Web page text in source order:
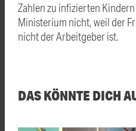
Zahlen zu infizierten
Ministerium nicht, weil der
nicht der Arbeitgeber ist.
DAS KÖNNTE DICH